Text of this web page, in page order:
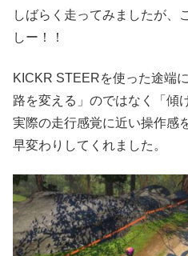
しばらく走ってみましたが
しー！！
KICKR STEERを使った途端
路を変える」のではなく「傾
実際の走行感覚に近い操作感
早変わりしてくれました。